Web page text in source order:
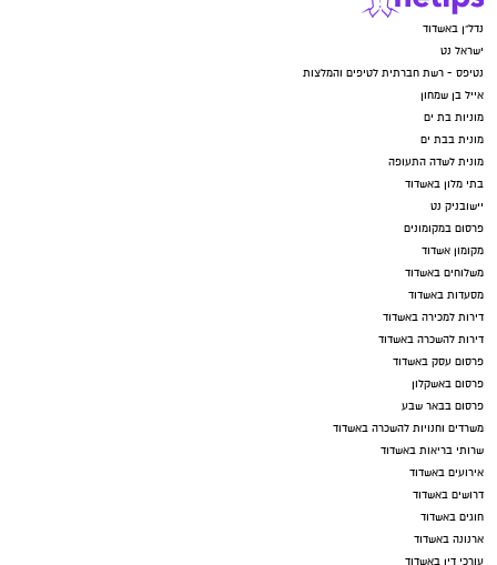
נדל"ן באשדוד
ישראל נט
נטיפס - רשת חברתית לטיפים והמלצות
אייל בן שמחון
מוניות בת ים
מונית בבת ים
מונית לשדה התעופה
בתי מלון באשדוד
יישובניק נט
פרסום במקומונים
מקומון אשדוד
משלוחים באשדוד
מסעדות באשדוד
דירות למכירה באשדוד
דירות להשכרה באשדוד
פרסום עסק באשדוד
פרסום באשקלון
פרסום בבאר שבע
משרדים וחנויות להשכרה באשדוד
שרותי בריאות באשדוד
אירועים באשדוד
דרושים באשדוד
חוגים באשדוד
ארנונה באשדוד
עורכי דין באשדוד